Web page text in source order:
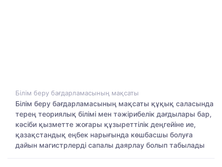
Білім беру бағдарламасының мақсаты
Білім беру бағдарламасының мақсаты құқық саласында
терең теориялық білімі мен тәжірибелік дағдылары бар,
кәсіби қызметте жоғары құзыреттілік деңгейіне ие,
қазақстандық еңбек нарығында көшбасшы болуға
дайын магистрлерді сапалы даярлау болып табылады